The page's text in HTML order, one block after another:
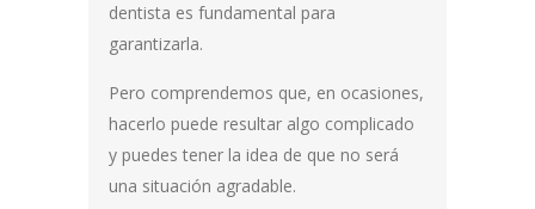
dentista es fundamental para
garantizarla.
Pero comprendemos que, en ocasiones,
hacerlo puede resultar algo complicado
y puedes tener la idea de que no será
una situación agradable.